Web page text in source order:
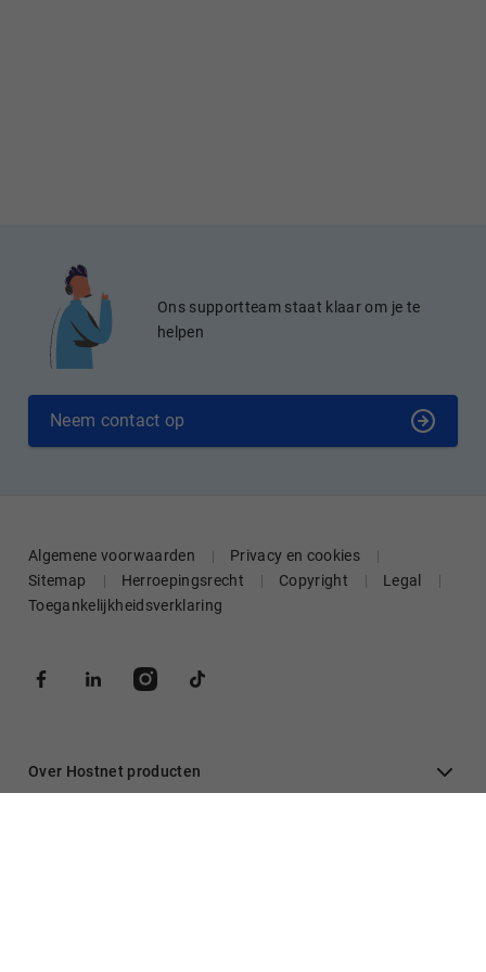
Ons supportteam staat klaar om je te
helpen
Neem contact op
Algemene voorwaarden
Privacy en cookies
Sitemap
Herroepingsrecht Copyright
Legal
Toegankelijkheidsverklaring
Over Hostnet producten